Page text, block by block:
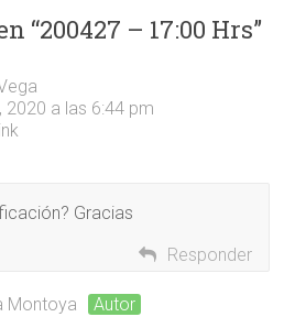
“200427 – 17:00 Hrs”
2020 a las 6:44 pm
Gracias
Responder
Montoya
Autor